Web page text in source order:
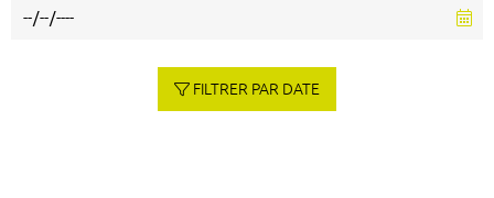
FILTRER PAR DATE